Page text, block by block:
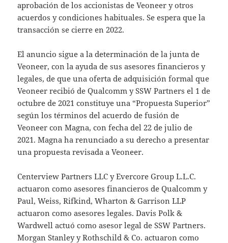
aprobación de los accionistas de Veoneer y otros
acuerdos y condiciones habituales. Se espera que la
transacción se cierre en 2022.
El anuncio sigue a la determinación de la junta de
Veoneer, con la ayuda de sus asesores financieros y
legales, de que una oferta de adquisición formal que
Veoneer recibió de Qualcomm y SSW Partners el 1 de
octubre de 2021 constituye una “Propuesta Superior”
según los términos del acuerdo de fusión de
Veoneer con Magna, con fecha del 22 de julio de
2021. Magna ha renunciado a su derecho a presentar
una propuesta revisada a Veoneer.
Centerview Partners LLC y Evercore Group L.L.C.
actuaron como asesores financieros de Qualcomm y
Paul, Weiss, Rifkind, Wharton & Garrison LLP
actuaron como asesores legales. Davis Polk &
Wardwell actuó como asesor legal de SSW Partners.
Morgan Stanley y Rothschild & Co. actuaron como